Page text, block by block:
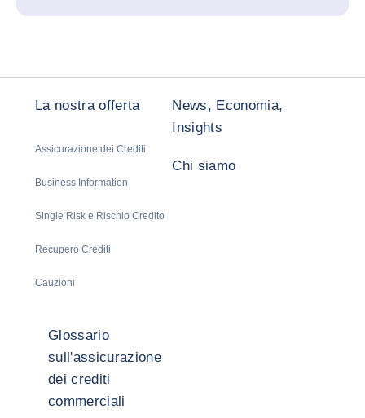
La nostra offerta
Assicurazione dei Crediti
Business Information
Single Risk e Rischio Credito
Recupero Crediti
Cauzioni
News, Economia,
Insights
Chi siamo
Glossario
sull'assicurazione
dei crediti
commerciali